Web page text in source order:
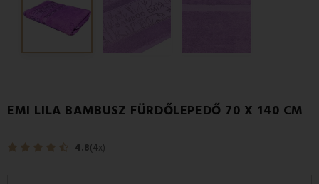
EMI LILA BAMBUSZ FÜRDŐLEPEDŐ 70 X 140 CM
4.8(4x)